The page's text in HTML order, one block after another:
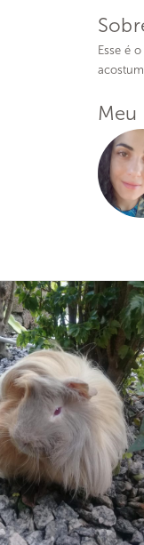
Esse é
Meu